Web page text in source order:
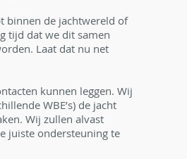
binnen de jachtwereld of
tijd dat we dit samen
Laat dat nu net
kunnen leggen. Wij
WBE’s) de jacht
Wij zullen alvast
juiste ondersteuning te